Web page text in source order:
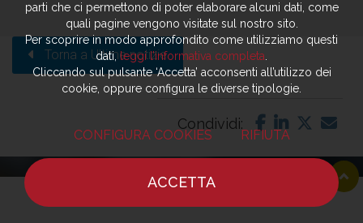
Torna a Ultime notizie
Condividi:
parti che ci permettono di poter elaborare alcuni dati, come
quali pagine vengono visitate sul nostro sito.
Per scoprire in modo approfondito come utilizziamo questi
dati,leggi l’informativa completa
Cliccando sul pulsante ‘Accetta’ acconsenti all’utilizzo dei
cookie, oppure configura le diverse tipologie.
CONFIGURA COOKIES RIFIUTA
ACCETTA